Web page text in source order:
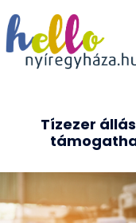
Tízezer